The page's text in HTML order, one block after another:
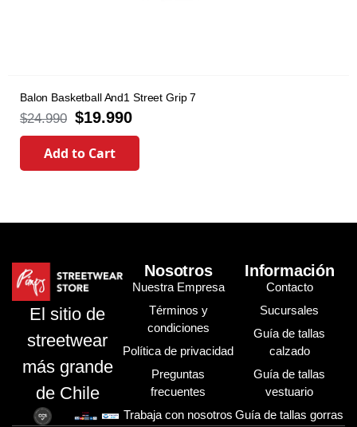
Balon Basketball And1 Street Grip 7
$24.990 $19.990
Add to Cart
El sitio de
streetwear
más grande
de Chile
Nosotros
Nuestra Empresa
Términos y
condiciones
Política de privacidad
Preguntas
frecuentes
Trabaja con nosotros
Información
Contacto
Sucursales
Guía de tallas
calzado
Guía de tallas
vestuario
Guía de tallas gorras